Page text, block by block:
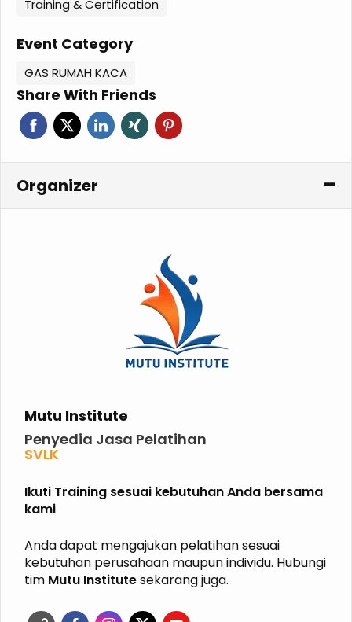
Training & Certification
Event Category
GAS RUMAH KACA
Share With Friends
Organizer
Mutu Institute
Penyedia Jasa Pelatihan
SVLK
P2K3
P3K
K3 KIMIA
ISO
HALAL
GRK
ISPO
Ikuti Training sesuai kebutuhan Anda bersama
kami
Anda dapat mengajukan pelatihan sesuai
kebutuhan perusahaan maupun individu. Hubungi
tim Mutu Institutesekarang juga.